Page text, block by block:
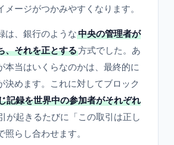
メージがつかみやすくなります。
は、銀行のような中央の管理者が
、それを正とする方式でした。あ
本当はいくらなのかは、最終的に
決めます。これに対してブロック
記録を世界中の参加者がそれぞれ
が起きるたびに「この取引は正し
らし合わせます。